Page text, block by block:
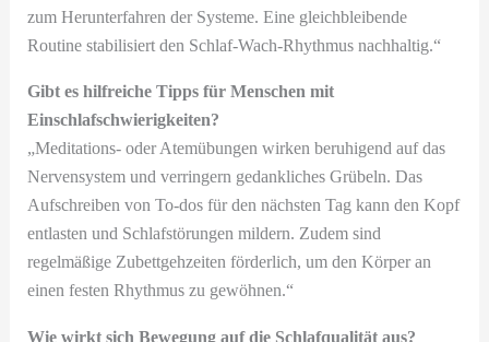
zum Herunterfahren der Systeme. Eine gleichbleibende
Routine stabilisiert den Schlaf-Wach-Rhythmus nachhaltig.“
Gibt es hilfreiche Tipps für Menschen mit
Einschlafschwierigkeiten?
„Meditations- oder Atemübungen wirken beruhigend auf das
Nervensystem und verringern gedankliches Grübeln. Das
Aufschreiben von To-dos für den nächsten Tag kann den Kopf
entlasten und Schlafstörungen mildern. Zudem sind
regelmäßige Zubettgehzeiten förderlich, um den Körper an
einen festen Rhythmus zu gewöhnen.“
Wie wirkt sich Bewegung auf die Schlafqualität aus?